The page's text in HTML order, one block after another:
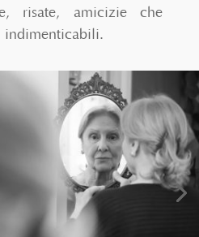
risate, amicizie che
indimenticabili.